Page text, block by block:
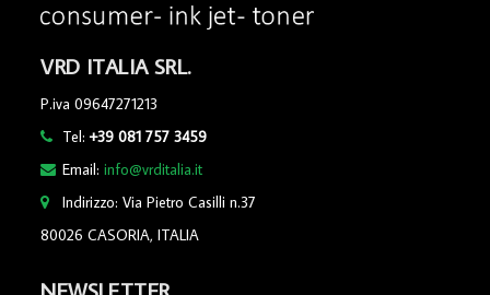
VRD ITALIA SRL.
P.iva 09647271213
Tel:+39 081 757 3459
Email:info@vrditalia.it
Indirizzo: Via Pietro Casilli n.37
80026 CASORIA, ITALIA
NEWSLETTER